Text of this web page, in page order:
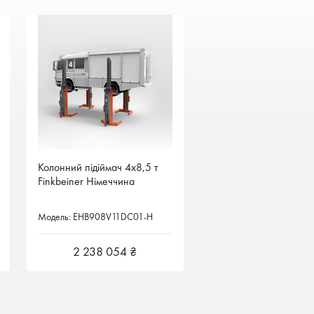
Колонний підіймач 4х8,5 т
Finkbeiner Німеччина
Модель: EHB908V11DC01-H
2 238 054 ₴
Колонний підіймач 4х8,5 т
Finkbeiner Німеччина
Модель: EHB908V11DC01-H
2 238 054 ₴